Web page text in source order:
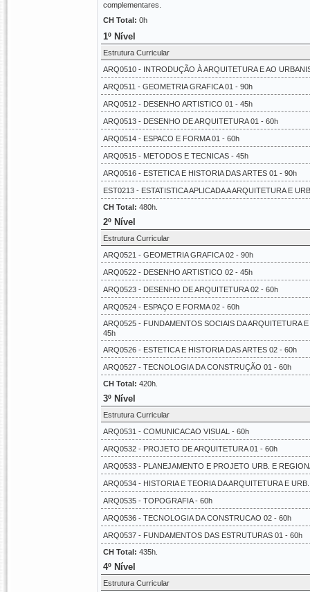
complementares.
CH Total: 0h
1º Nível
Estrutura Curricular
ARQ0510 - INTRODUÇÃO À ARQUITETURA E AO
ARQ0511 - GEOMETRIA GRAFICA 01 - 90h
ARQ0512 - DESENHO ARTISTICO 01 - 45h
ARQ0513 - DESENHO DE ARQUITETURA 01 - 60h
ARQ0514 - ESPACO E FORMA 01 - 60h
ARQ0515 - METODOS E TECNICAS - 45h
ARQ0516 - ESTETICA E HISTORIA DAS ARTES 01 - 90h
EST0213 - ESTATISTICA APLICADA A ARQUITETURA E
CH Total: 480h.
2º Nível
Estrutura Curricular
ARQ0521 - GEOMETRIA GRAFICA 02 - 90h
ARQ0522 - DESENHO ARTISTICO 02 - 45h
ARQ0523 - DESENHO DE ARQUITETURA 02 - 60h
ARQ0524 - ESPAÇO E FORMA 02 - 60h
ARQ0525 - FUNDAMENTOS SOCIAIS DA ARQUITETURA
45h
ARQ0526 - ESTETICA E HISTORIA DAS ARTES 02 - 60h
ARQ0527 - TECNOLOGIA DA CONSTRUÇÃO 01 - 60h
CH Total: 420h.
3º Nível
Estrutura Curricular
ARQ0531 - COMUNICACAO VISUAL - 60h
ARQ0532 - PROJETO DE ARQUITETURA 01 - 60h
ARQ0533 - PLANEJAMENTO E PROJETO URB. E
ARQ0534 - HISTORIA E TEORIA DA ARQUITETURA E
ARQ0535 - TOPOGRAFIA - 60h
ARQ0536 - TECNOLOGIA DA CONSTRUCAO 02 - 60h
ARQ0537 - FUNDAMENTOS DAS ESTRUTURAS 01 - 60h
CH Total: 435h.
4º Nível
Estrutura Curricular